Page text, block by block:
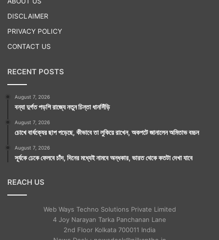
DISCLAIMER
PRIVACY POLICY
CONTACT US
RECENT POSTS
August 7, 2026
বন্যা দুর্গত পড়শি রাজ্যে নতুন চিন্তা ধানসিঁড়ি
August 7, 2026
চোখে বার্ধক্যের ছাপ পড়েছে, কীভাবে তা লুকিয়ে রাখেন, অকপটে জানালেন অমিতাভ বচ্চন
August 7, 2026
সূর্যকে ঢেকে ফেলবে চাঁদ, দিনের মধ্যেই নামবে অন্ধকার, ভারত থেকে কতটা দেখা যাবে
REACH US
Web Ways Techno Solutions Private Limited
4 Joy Narayan Tarka Panchanan Lane
2nd Floor Kolkata 700011 India